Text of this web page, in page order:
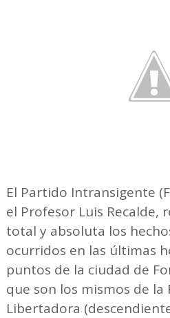
El Partido Intransigente
el Profesor Luis Recalde,
total y absoluta los
ocurridos en las últimas
puntos de la ciudad de
que son los mismos de la
Libertadora